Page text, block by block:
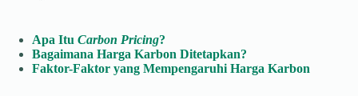
Apa Itu Carbon Pricing?
Bagaimana Harga Karbon Ditetapkan?
Faktor-Faktor yang Mempengaruhi Harga Karbon